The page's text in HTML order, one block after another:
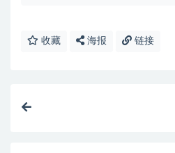
收藏 海报 链接